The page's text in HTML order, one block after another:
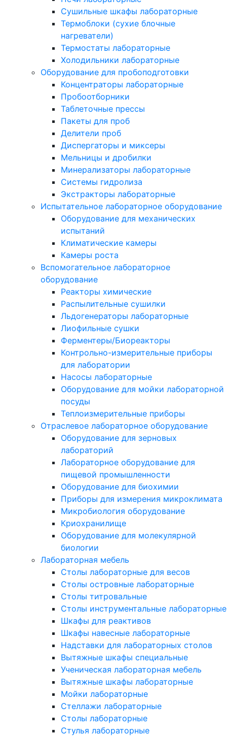
Сушильные шкафы лабораторные
Термоблоки (сухие блочные
нагреватели)
Термостаты лабораторные
Холодильники лабораторные
Оборудование для пробоподготовки
Концентраторы лабораторные
Пробоотборники
Таблеточные прессы
Пакеты для проб
Делители проб
Диспергаторы и миксеры
Мельницы и дробилки
Минерализаторы лабораторные
Системы гидролиза
Экстракторы лабораторные
Испытательное лабораторное оборудование
Оборудование для механических
испытаний
Климатические камеры
Камеры роста
Вспомогательное лабораторное
оборудование
Реакторы химические
Распылительные сушилки
Льдогенераторы лабораторные
Лиофильные сушки
Ферментеры/Биореакторы
Контрольно-измерительные приборы
для лаборатории
Насосы лабораторные
Оборудование для мойки лабораторной
посуды
Теплоизмерительные приборы
Отраслевое лабораторное оборудование
Оборудование для зерновых
лабораторий
Лабораторное оборудование для
пищевой промышленности
Оборудование для биохимии
Приборы для измерения микроклимата
Микробиология оборудование
Криохранилище
Оборудование для молекулярной
биологии
Лабораторная мебель
Столы лабораторные для весов
Столы островные лабораторные
Столы титровальные
Столы инструментальные лабораторные
Шкафы для реактивов
Шкафы навесные лабораторные
Надставки для лабораторных столов
Вытяжные шкафы специальные
Ученическая лабораторная мебель
Вытяжные шкафы лабораторные
Мойки лабораторные
Стеллажи лабораторные
Столы лабораторные
Стулья лабораторные